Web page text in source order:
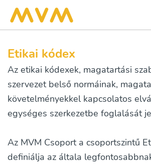
Etikai kódex
Az etikai kódexek, magatartási
szervezet belső normáinak,
követelményekkel kapcsolatos
egységes szerkezetbe foglalását
Az MVM Csoport a csoportszintű
definiálja az általa